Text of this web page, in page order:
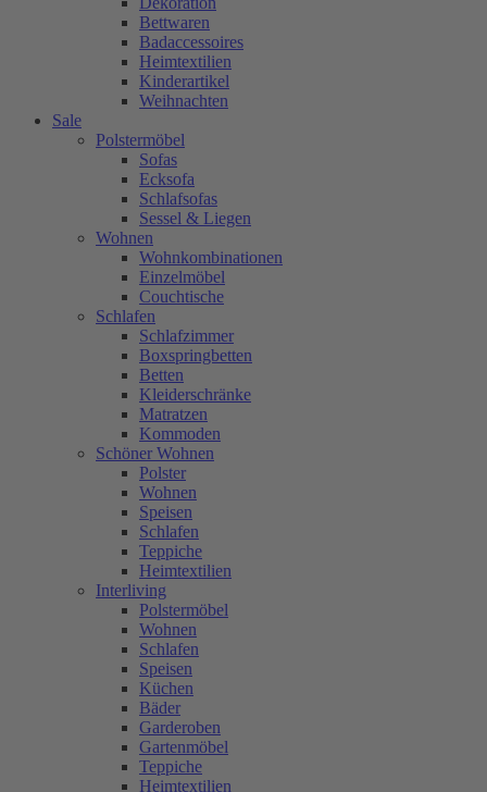
Bettwaren
Badaccessoires
Heimtextilien
Kinderartikel
Weihnachten
Sale
Polstermöbel
Sofas
Ecksofa
Schlafsofas
Sessel & Liegen
Wohnen
Wohnkombinationen
Einzelmöbel
Couchtische
Schlafen
Schlafzimmer
Boxspringbetten
Betten
Kleiderschränke
Matratzen
Kommoden
Schöner Wohnen
Polster
Wohnen
Speisen
Schlafen
Teppiche
Heimtextilien
Interliving
Polstermöbel
Wohnen
Schlafen
Speisen
Küchen
Bäder
Garderoben
Gartenmöbel
Teppiche
Heimtextilien